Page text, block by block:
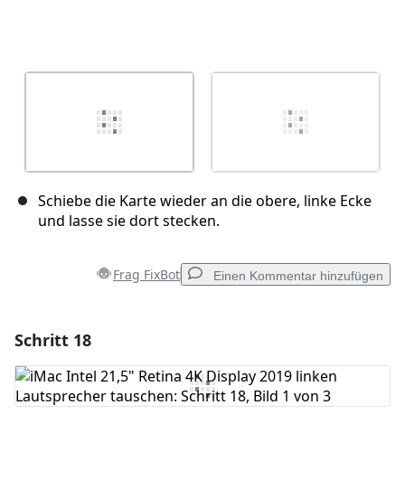
Schiebe die Karte wieder an die obere, linke Ecke
und lasse sie dort stecken.
Frag FixBot Einen Kommentar hinzufügen
Kommentar hinzufügen
Schritt 18